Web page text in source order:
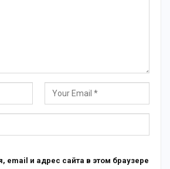
email и адрес сайта в этом браузере